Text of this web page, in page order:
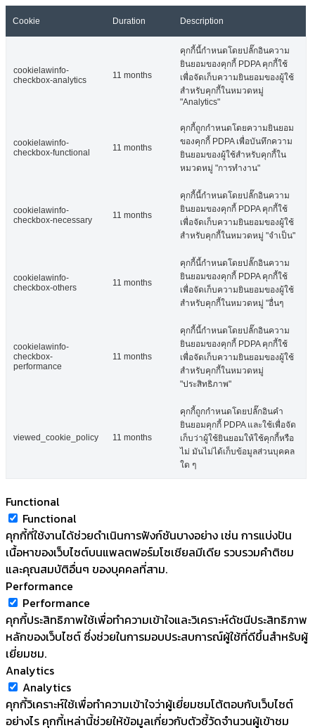
Cookie Duration Description
cookielawinfo-
checkbox-analytics
11 months
คุกกี้นี้กำหนดโดยปลั๊กอินความ
ยินยอมของคุกกี้ PDPA คุกกี้ใช้
เพื่อจัดเก็บความยินยอมของผู้ใช้
สำหรับคุกกี้ในหมวดหมู่
"Analytics"
cookielawinfo-
checkbox-functional
11 months
คุกกี้ถูกกำหนดโดยความยินยอม
ของคุกกี้ PDPA เพื่อบันทึกความ
ยินยอมของผู้ใช้สำหรับคุกกี้ใน
หมวดหมู่ "การทำงาน"
cookielawinfo-
checkbox-necessary
11 months
คุกกี้นี้กำหนดโดยปลั๊กอินความ
ยินยอมของคุกกี้ PDPA คุกกี้ใช้
เพื่อจัดเก็บความยินยอมของผู้ใช้
สำหรับคุกกี้ในหมวดหมู่ "จำเป็น"
cookielawinfo-
checkbox-others
11 months
คุกกี้นี้กำหนดโดยปลั๊กอินความ
ยินยอมของคุกกี้ PDPA คุกกี้ใช้
เพื่อจัดเก็บความยินยอมของผู้ใช้
สำหรับคุกกี้ในหมวดหมู่ "อื่นๆ
cookielawinfo-
checkbox-
performance
11 months
คุกกี้นี้กำหนดโดยปลั๊กอินความ
ยินยอมของคุกกี้ PDPA คุกกี้ใช้
เพื่อจัดเก็บความยินยอมของผู้ใช้
สำหรับคุกกี้ในหมวดหมู่
"ประสิทธิภาพ"
viewed_cookie_policy 11 months
คุกกี้ถูกกำหนดโดยปลั๊กอินคำ
ยินยอมคุกกี้ PDPA และใช้เพื่อจัด
เก็บว่าผู้ใช้ยินยอมให้ใช้คุกกี้หรือ
ไม่ มันไม่ได้เก็บข้อมูลส่วนบุคคล
ใด ๆ
Functional
Functional
คุกกี้ที่ใช้งานได้ช่วยดำเนินการฟังก์ชันบางอย่าง เช่น การแบ่งปัน
เนื้อหาของเว็บไซต์บนแพลตฟอร์มโซเชียลมีเดีย รวบรวมคำติชม
และคุณสมบัติอื่นๆ ของบุคคลที่สาม.
Performance
Performance
คุกกี้ประสิทธิภาพใช้เพื่อทำความเข้าใจและวิเคราะห์ดัชนีประสิทธิภาพ
หลักของเว็บไซต์ ซึ่งช่วยในการมอบประสบการณ์ผู้ใช้ที่ดีขึ้นสำหรับผู้
เยี่ยมชม.
Analytics
Analytics
คุกกี้วิเคราะห์ใช้เพื่อทำความเข้าใจว่าผู้เยี่ยมชมโต้ตอบกับเว็บไซต์
อย่างไร คุกกี้เหล่านี้ช่วยให้ข้อมูลเกี่ยวกับตัวชี้วัดจำนวนผู้เข้าชม